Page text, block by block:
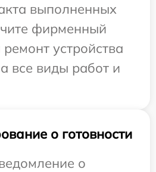
выполненных
фирменный
устройства
все виды работ и
о готовности
о